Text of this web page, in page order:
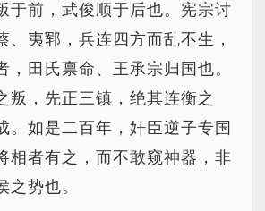
于前，武俊顺于后也。宪宗讨
、夷郓，兵连四方而乱不生，
，田氏禀命、王承宗归国也。
叛，先正三镇，绝其连衡之
。如是二百年，奸臣逆子专国
相者有之，而不敢窥神器，非
之势也。